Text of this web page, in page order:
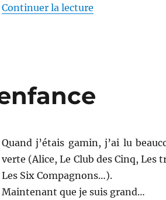
Continuer la lecturede « Dune –
Quand j’étais gamin, j’ai lu
verte (Alice, Le Club des Cinq, Les
Les Six Compagnons…).
Maintenant que je suis grand…